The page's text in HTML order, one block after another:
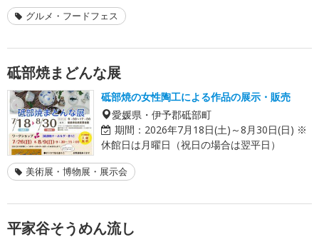
グルメ・フードフェス
砥部焼まどんな展
砥部焼の女性陶工による作品の展示・販売
愛媛県・伊予郡砥部町
期間： 2026年7月18日(土)～8月30日(日) ※
休館日は月曜日（祝日の場合は翌平日）
美術展・博物展・展示会
平家谷そうめん流し